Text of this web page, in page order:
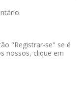
"Registrar-se" se é
nossos, clique em